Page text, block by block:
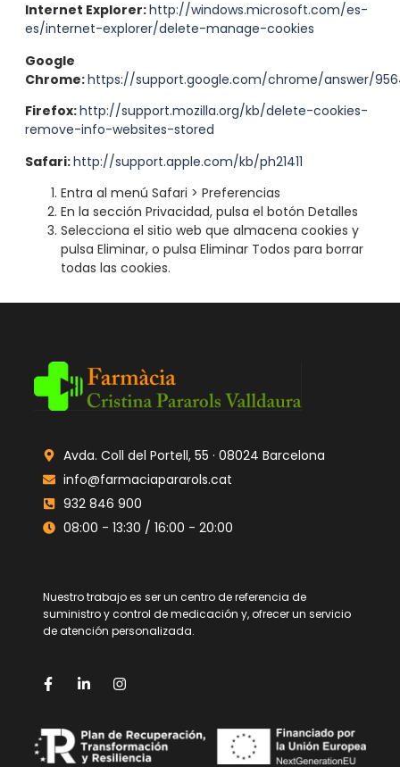
Internet Explorer:http://windows.microsoft.com/es-
es/internet-explorer/delete-manage-cookies
Google
Chrome:https://support.google.com/chrome/answer/
Firefox:http://support.mozilla.org/kb/delete-cookies-
remove-info-websites-stored
Safari:http://support.apple.com/kb/ph21411
Entra al menú Safari > Preferencias
En la sección Privacidad, pulsa el botón Detalles
Selecciona el sitio web que almacena cookies y
pulsa Eliminar, o pulsa Eliminar Todos para borrar
todas las cookies.
Avda. Coll del Portell, 55 · 08024 Barcelona
info@farmaciapararols.cat
932 846 900
08:00 - 13:30 / 16:00 - 20:00
Nuestro trabajo es ser un centro de referencia de
suministro y control de medicación y, ofrecer un servicio
de atención personalizada.